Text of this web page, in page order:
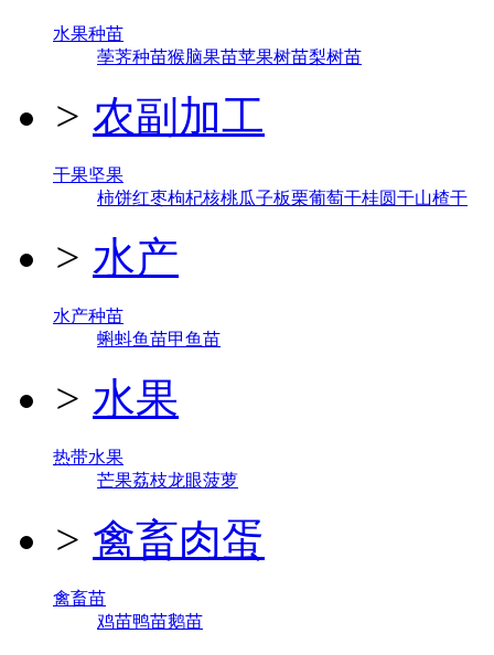
水果种苗
荸荠种苗猴脑果苗苹果树苗梨树苗
> 农副加工
干果坚果
柿饼红枣枸杞核桃瓜子板栗葡萄干桂圆干山楂干
> 水产
水产种苗
蝌蚪鱼苗甲鱼苗
> 水果
热带水果
芒果荔枝龙眼菠萝
> 禽畜肉蛋
禽畜苗
鸡苗鸭苗鹅苗